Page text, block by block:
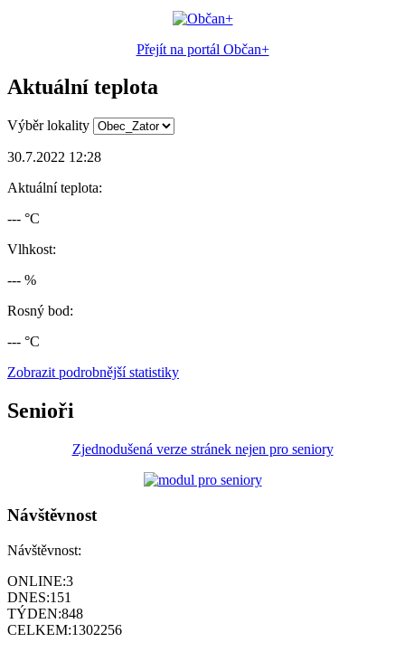
Přejít na portál Občan+
Aktuální teplota
Výběr lokality
30.7.2022 12:28
Aktuální teplota:
--- °C
Vlhkost:
--- %
Rosný bod:
--- °C
Zobrazit podrobnější statistiky
Senioři
Zjednodušená verze stránek nejen pro seniory
Návštěvnost
Návštěvnost:
ONLINE:3
DNES:151
TÝDEN:848
CELKEM:1302256